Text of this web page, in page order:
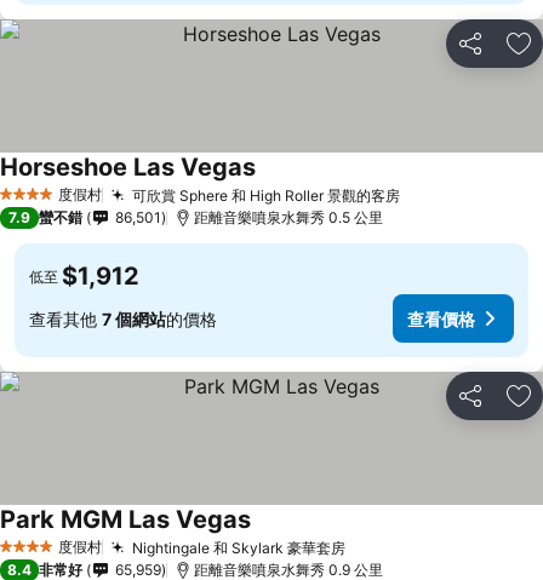
分享 加
4 星級 度假村 可欣賞 Sphere 和 High Roller 景觀的客房查看價格
Horseshoe Las Vegas查看價格
7.9 蠻不錯 86,501 距離音樂噴泉水舞秀 0.5 公里
低至 $1,912
查看其他 7 個網站的價格 查看價格
分享 加
4 星級 度假村 Nightingale 和 Skylark 豪華套房查看價格
Park MGM Las Vegas查看價格
8.4 非常好 65,959 距離音樂噴泉水舞秀 0.9 公里